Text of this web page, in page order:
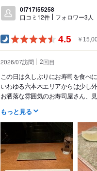
0f717f55258
口コミ12件 フォロワー3人
4.5 ￥
2026/07訪問 2回目
この日は久しぶりにお寿司を食べ
いわゆる六本木エリアからは少し
お洒落な雰囲気のお寿司屋さん、
もっと見る